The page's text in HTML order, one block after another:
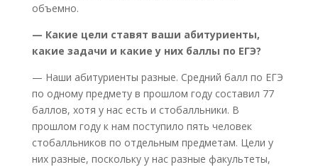
объемно.
— Какие цели ставят ваши абитуриенты,
какие задачи и какие у них баллы по ЕГЭ?
— Наши абитуриенты разные. Средний балл по ЕГЭ
по одному предмету в прошлом году составил 77
баллов, хотя у нас есть и стобалльники. В
прошлом году к нам поступило пять человек
стобалльников по отдельным предметам. Цели у
них разные, поскольку у нас разные факультеты,